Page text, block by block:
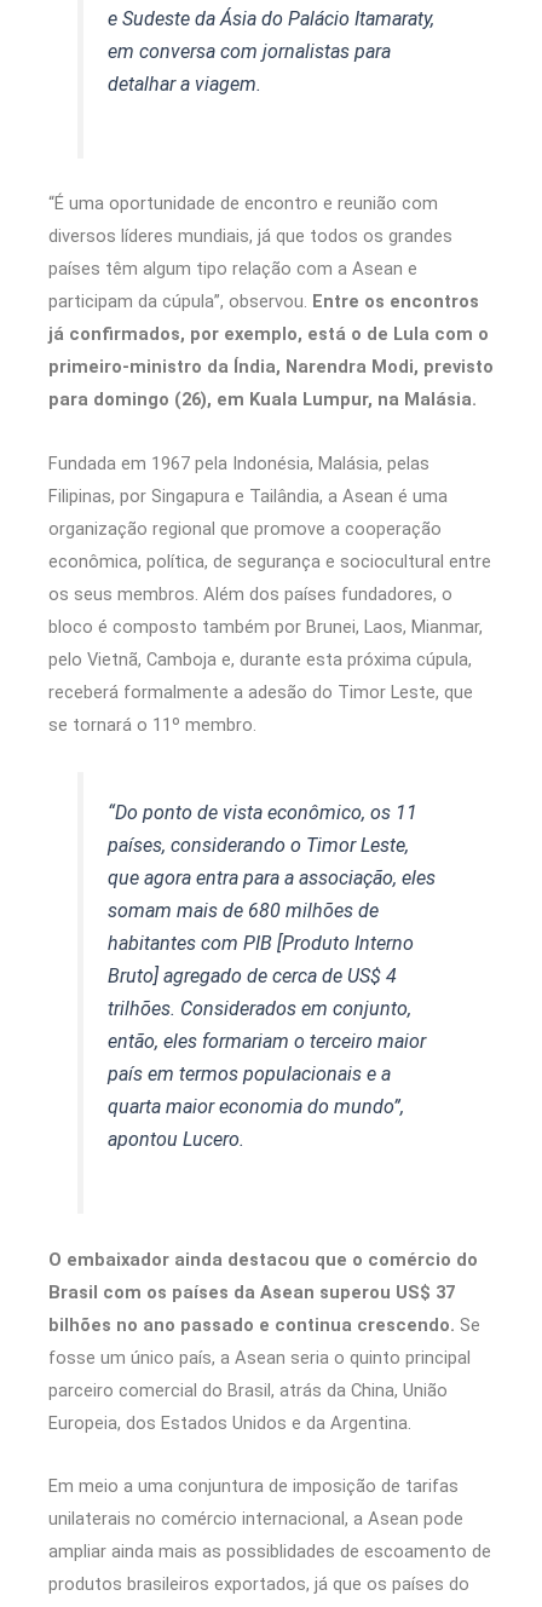
e Sudeste da Ásia do Palácio Itamaraty,
em conversa com jornalistas para
detalhar a viagem.
“É uma oportunidade de encontro e reunião com
diversos líderes mundiais, já que todos os grandes
países têm algum tipo relação com a Asean e
participam da cúpula”, observou. Entre os encontros
já confirmados, por exemplo, está o de Lula com o
primeiro-ministro da Índia, Narendra Modi, previsto
para domingo (26), em Kuala Lumpur, na Malásia.
Fundada em 1967 pela Indonésia, Malásia, pelas
Filipinas, por Singapura e Tailândia, a Asean é uma
organização regional que promove a cooperação
econômica, política, de segurança e sociocultural entre
os seus membros. Além dos países fundadores, o
bloco é composto também por Brunei, Laos, Mianmar,
pelo Vietnã, Camboja e, durante esta próxima cúpula,
receberá formalmente a adesão do Timor Leste, que
se tornará o 11º membro.
“Do ponto de vista econômico, os 11
países, considerando o Timor Leste,
que agora entra para a associação, eles
somam mais de 680 milhões de
habitantes com PIB [Produto Interno
Bruto] agregado de cerca de US$ 4
trilhões. Considerados em conjunto,
então, eles formariam o terceiro maior
país em termos populacionais e a
quarta maior economia do mundo”,
apontou Lucero.
O embaixador ainda destacou que o comércio do
Brasil com os países da Asean superou US$ 37
bilhões no ano passado e continua crescendo. Se
fosse um único país, a Asean seria o quinto principal
parceiro comercial do Brasil, atrás da China, União
Europeia, dos Estados Unidos e da Argentina.
Em meio a uma conjuntura de imposição de tarifas
unilaterais no comércio internacional, a Asean pode
ampliar ainda mais as possiblidades de escoamento de
produtos brasileiros exportados, já que os países do